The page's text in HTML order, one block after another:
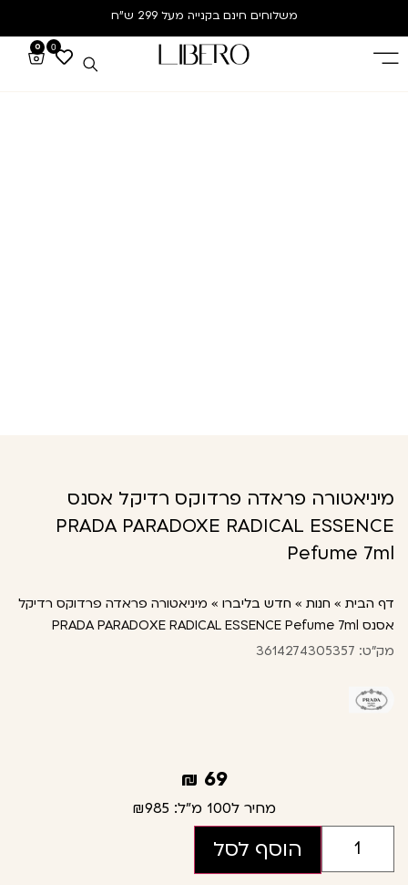
משלוחים חינם בקנייה מעל 299 ש”ח
0
0
מיניאטורה פראדה פרדוקס רדיקל אסנס
PRADA PARADOXE RADICAL ESSENCE
Pefume 7ml
דף הבית » חנות » חדש בליברו » מיניאטורה פראדה פרדוקס רדיקל
אסנס PRADA PARADOXE RADICAL ESSENCE Pefume 7ml
מק"ט: 3614274305357
69
₪
מחיר ל100 מ"ל: ₪985
הוסף לסל